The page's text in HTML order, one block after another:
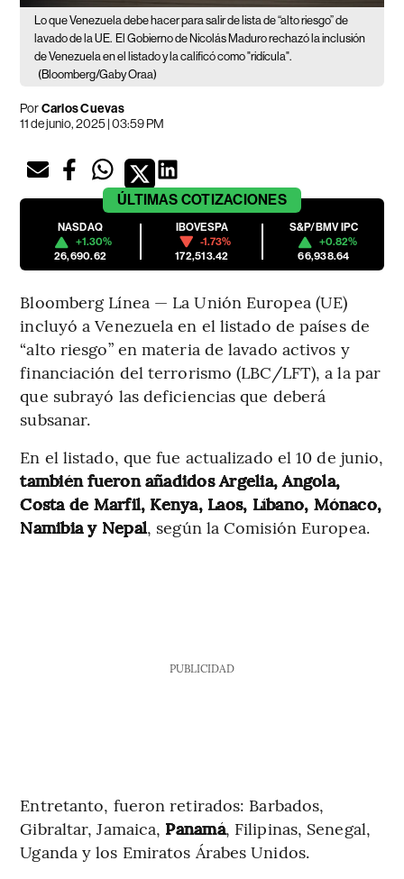
Lo que Venezuela debe hacer para salir de lista de “alto riesgo” de
lavado de la UE. El Gobierno de Nicolás Maduro rechazó la inclusión
de Venezuela en el listado y la calificó como "ridícula".
(Bloomberg/Gaby Oraa)
PorCarlos Cuevas
11 de junio, 2025 | 03:59 PM
ÚLTIMAS COTIZACIONES
NASDAQ
+1.30%
26,690.62
IBOVESPA
-1.73%
172,513.42
S&P/BMV IPC
+0.82%
66,938.64
Bloomberg Línea — La Unión Europea (UE)
incluyó a Venezuela en el listado de países de
“alto riesgo” en materia de lavado activos y
financiación del terrorismo (LBC/LFT), a la par
que subrayó las deficiencias que deberá
subsanar.
En el listado, que fue actualizado el 10 de junio,
también fueron añadidos Argelia, Angola,
Costa de Marfil, Kenya, Laos, Líbano, Mónaco,
Namibia y Nepal, según la Comisión Europea.
PUBLICIDAD
Entretanto, fueron retirados: Barbados,
Gibraltar, Jamaica, Panamá, Filipinas, Senegal,
Uganda y los Emiratos Árabes Unidos.